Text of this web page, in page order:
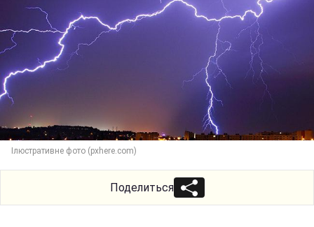
Ілюстративне фото (pxhere.com)
Поделиться